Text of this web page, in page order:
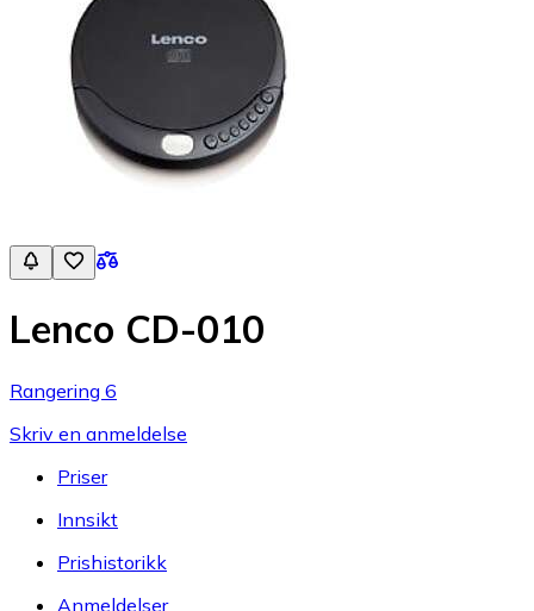
Lenco CD-010
Rangering 6
Skriv en anmeldelse
Priser
Innsikt
Prishistorikk
Anmeldelser